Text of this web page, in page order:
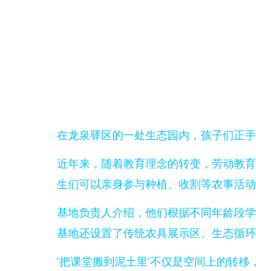
在龙泉驿区的一处生态园内，孩子们正
近年来，随着教育理念的转变，劳动教
生们可以亲身参与种植、收割等农事活
基地负责人介绍，他们根据不同年龄段
基地还设置了传统农具展示区、生态循
‘把课堂搬到泥土里’不仅是空间上的转